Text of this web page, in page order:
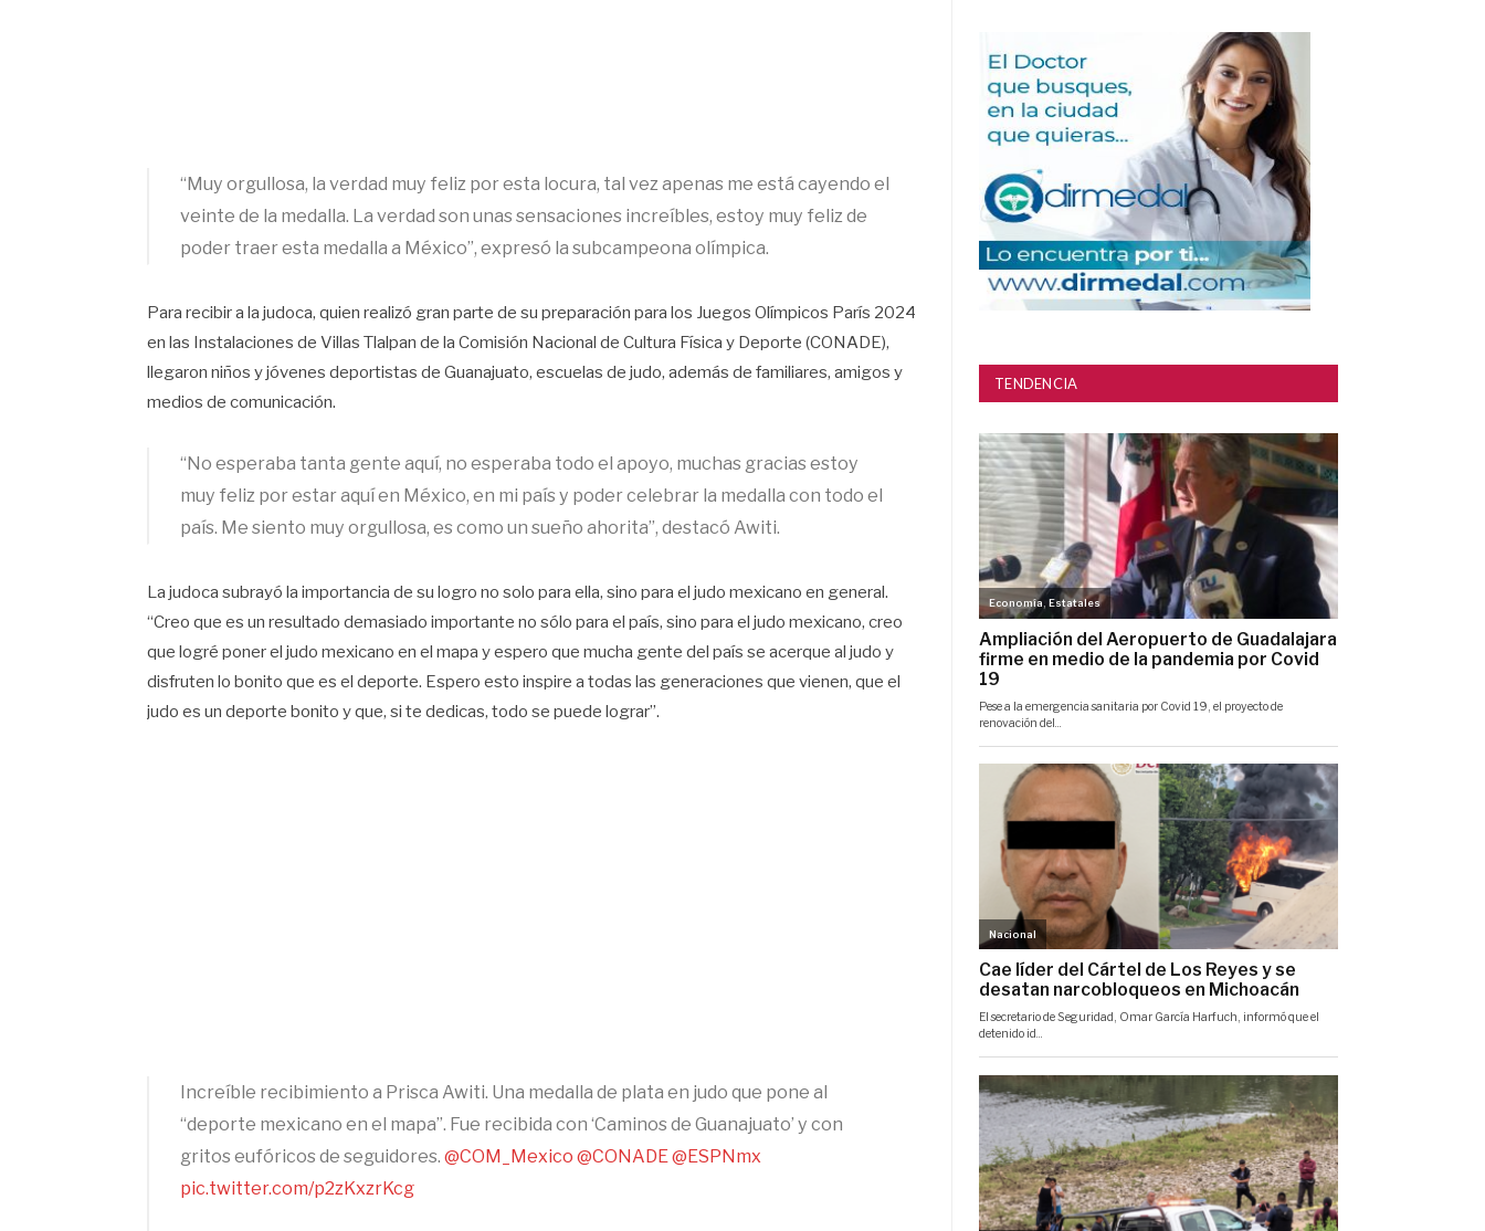
“Muy orgullosa, la verdad muy feliz por esta locura, tal vez apenas me está cayendo el
veinte de la medalla. La verdad son unas sensaciones increíbles, estoy muy feliz de
poder traer esta medalla a México”, expresó la subcampeona olímpica.
Para recibir a la judoca, quien realizó gran parte de su preparación para los Juegos Olímpicos París 2024
en las Instalaciones de Villas Tlalpan de la Comisión Nacional de Cultura Física y Deporte (CONADE),
llegaron niños y jóvenes deportistas de Guanajuato, escuelas de judo, además de familiares, amigos y
medios de comunicación.
“No esperaba tanta gente aquí, no esperaba todo el apoyo, muchas gracias estoy
muy feliz por estar aquí en México, en mi país y poder celebrar la medalla con todo el
país. Me siento muy orgullosa, es como un sueño ahorita”, destacó Awiti.
La judoca subrayó la importancia de su logro no solo para ella, sino para el judo mexicano en general.
“Creo que es un resultado demasiado importante no sólo para el país, sino para el judo mexicano, creo
que logré poner el judo mexicano en el mapa y espero que mucha gente del país se acerque al judo y
disfruten lo bonito que es el deporte. Espero esto inspire a todas las generaciones que vienen, que el
judo es un deporte bonito y que, si te dedicas, todo se puede lograr”.
Increíble recibimiento a Prisca Awiti. Una medalla de plata en judo que pone al
“deporte mexicano en el mapa”. Fue recibida con ‘Caminos de Guanajuato’ y con
gritos eufóricos de seguidores. @COM_Mexico @CONADE@ESPNmx
pic.twitter.com/p2zKxzrKcg
TENDENCIA